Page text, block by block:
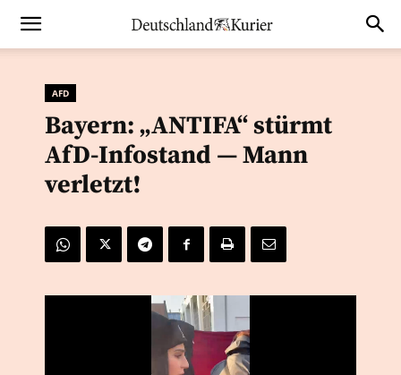
AFD
Bayern: „ANTIFA“ stürmt
AfD-Infostand — Mann
verletzt!